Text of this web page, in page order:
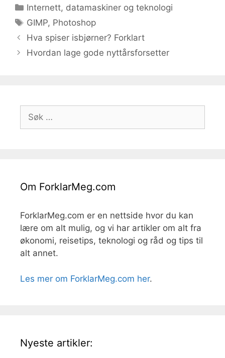
Kategorier
Internett, datamaskiner og teknologi
Stikkord
GIMP, Photoshop
Hva spiser isbjørner? Forklart
Hvordan lage gode nyttårsforsetter
Søk
etter:
Om ForklarMeg.com
ForklarMeg.com er en nettside hvor du kan
lære om alt mulig, og vi har artikler om alt fra
økonomi, reisetips, teknologi og råd og tips til
alt annet.
Les mer om ForklarMeg.com her.
Nyeste artikler: